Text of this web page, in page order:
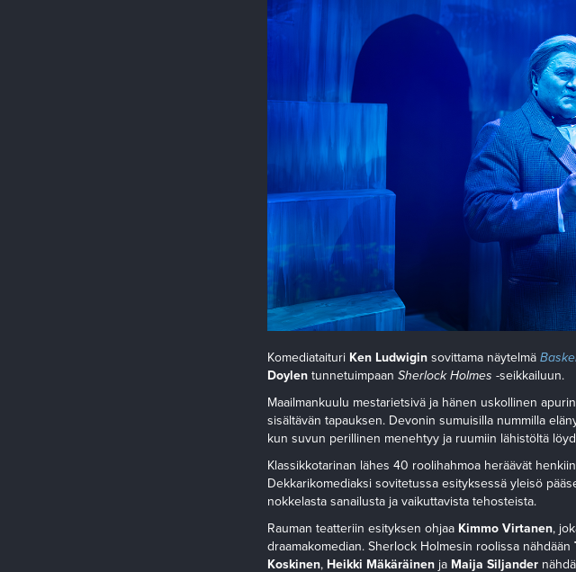
Komediataituri Ken Ludwigin sovittama näytelmä
Doylen tunnetuimpaan Sherlock Holmes -seikkailuun.
Maailmankuulu mestarietsivä ja hänen uskollinen
sisältävän tapauksen. Devonin sumuisilla nummilla
kun suvun perillinen menehtyy ja ruumiin lähistöltä
Klassikkotarinan lähes 40 roolihahmoa heräävät
Dekkarikomediaksi sovitetussa esityksessä yleisö
nokkelasta sanailusta ja vaikuttavista tehosteista.
Rauman teatteriin esityksen ohjaa Kimmo Virtanen,
draamakomedian. Sherlock Holmesin roolissa nähdään
Koskinen, Heikki Mäkäräinen ja Maija Siljander